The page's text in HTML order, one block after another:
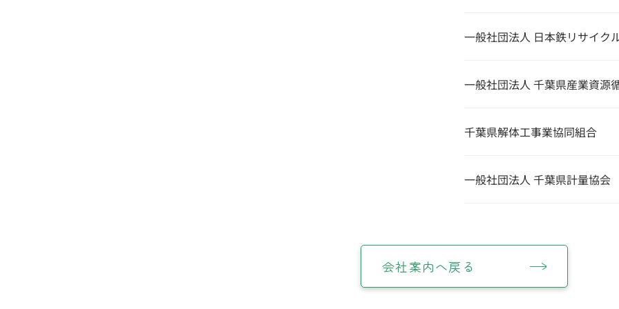
一般社団法人 日本鉄リサイク
一般社団法人 千葉県産業資源
千葉県解体工事業協同組合
一般社団法人 千葉県計量協会
会社案内へ戻る